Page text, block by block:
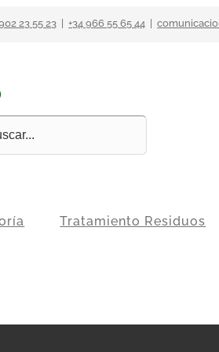
23 55 23 +34 966 55 65 44
Tratamiento Residuos